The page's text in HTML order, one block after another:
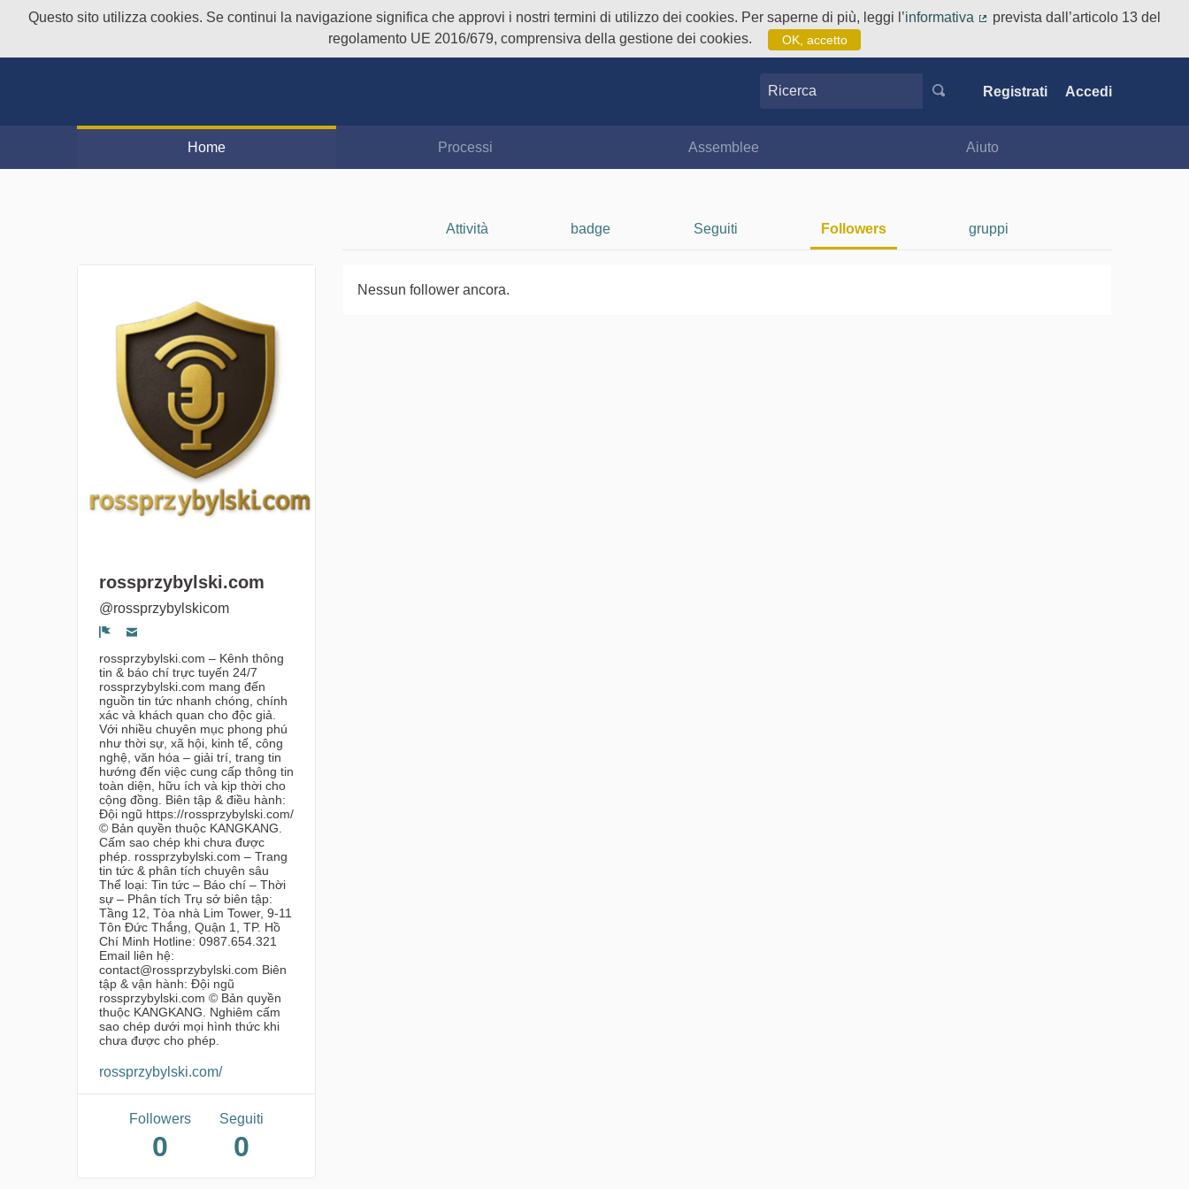
Questo sito utilizza cookies. Se continui la navigazione significa che approvi i nostri termini di utilizzo dei cookies. Per saperne di più, leggi l’informativa
prevista dall’articolo 13 del
regolamento UE 2016/679, comprensiva della gestione dei cookies.
OK, accetto
Ricerca Registrati Accedi
Home Processi Assemblee Aiuto
Attività badge Seguiti Followers gruppi
rossprzybylski.com
@rossprzybylskicom
Segnala un problema
rossprzybylski.com – Kênh thông
tin & báo chí trực tuyến 24/7
rossprzybylski.com mang đến
nguồn tin tức nhanh chóng, chính
xác và khách quan cho độc giả.
Với nhiều chuyên mục phong phú
như thời sự, xã hội, kinh tế, công
nghệ, văn hóa – giải trí, trang tin
hướng đến việc cung cấp thông tin
toàn diện, hữu ích và kịp thời cho
cộng đồng. Biên tập & điều hành:
Đội ngũ https://rossprzybylski.com/
© Bản quyền thuộc KANGKANG.
Cấm sao chép khi chưa được
phép. rossprzybylski.com – Trang
tin tức & phân tích chuyên sâu
Thể loại: Tin tức – Báo chí – Thời
sự – Phân tích Trụ sở biên tập:
Tầng 12, Tòa nhà Lim Tower, 9-11
Tôn Đức Thắng, Quận 1, TP. Hồ
Chí Minh Hotline: 0987.654.321
Email liên hệ:
contact@rossprzybylski.com Biên
tập & vận hành: Đội ngũ
rossprzybylski.com © Bản quyền
thuộc KANGKANG. Nghiêm cấm
sao chép dưới mọi hình thức khi
chưa được cho phép.
rossprzybylski.com/
Followers
0
Seguiti
0
Nessun follower ancora.